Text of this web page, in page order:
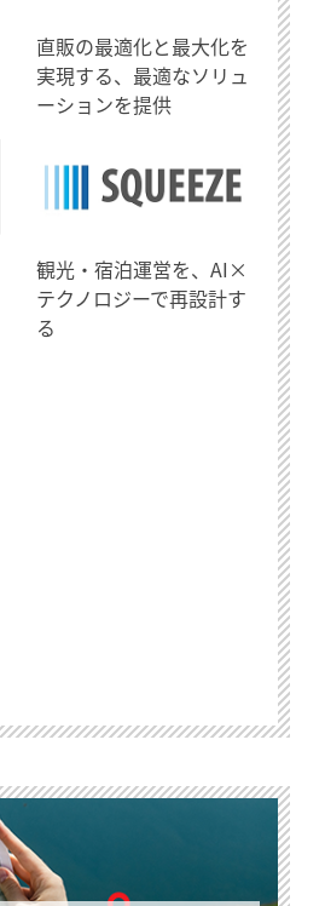
直販の最適化と最大化を
実現する、最適なソリュ
ーションを提供
観光・宿泊運営を、AI×
テクノロジーで再設計す
る